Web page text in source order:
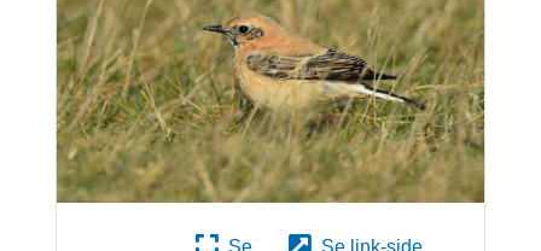
Se
Se link-side